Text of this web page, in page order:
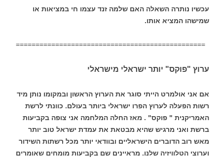
עכשיו נותרה השאלה האם שלמה זנד עצמו חי במציאות או
שמישהו המציא אותו.
================================================
ערוץ "פוקס" יותר ישראלי מישראלי
אם אני אולמרט הייתי סוגר את הערוץ הראשון ובמקומו נותן מיד
רשות הפעלה לערוץ הפרו ישראלי ביותר בעולם. כוונתי לרשת
האמריקנית " פוקס" . מאז החלה המלחמה אני צופה בקביעות
ברשת ואני מרגיש שהיא מבטאת את עמדת ישראל טוב יותר
מאש רוב הדוברים הישראליים ובוודאי יותר מכל רשתות השידור
וערוצי הטלוויזיה שלנו. מראיינים שם בקביעות מומחים שאומרים